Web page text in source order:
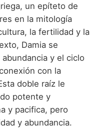
un epíteto de
en la mitología
la fertilidad y la
Damia se
y el ciclo
con la
doble raíz le
potente y
y pacifica, pero
y abundancia.